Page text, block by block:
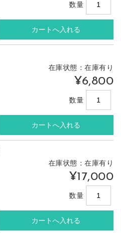
数量
在庫状態：在庫有り
¥6,800
数量
在庫状態：在庫有り
¥17,000
数量